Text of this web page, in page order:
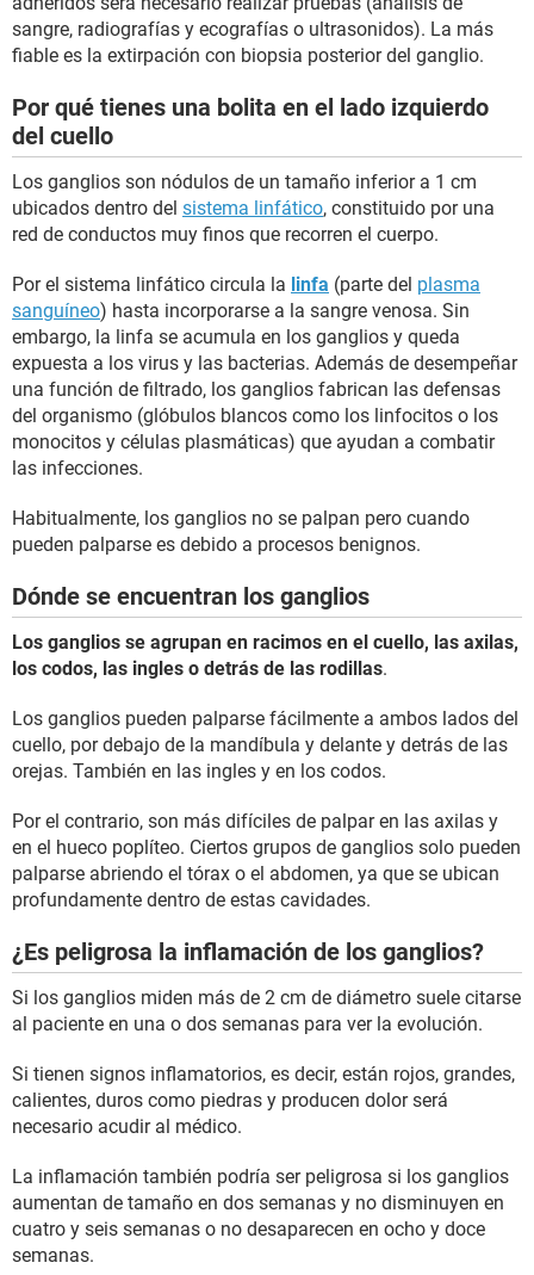
sangre, radiografías y ecografías o ultrasonidos). La más
fiable es la extirpación con biopsia posterior del ganglio.
Por qué tienes una bolita en el lado izquierdo
del cuello
Los ganglios son nódulos de un tamaño inferior a 1 cm
ubicados dentro del sistema linfático, constituido por una
red de conductos muy finos que recorren el cuerpo.
Por el sistema linfático circula la linfa (parte del plasma
sanguíneo) hasta incorporarse a la sangre venosa. Sin
embargo, la linfa se acumula en los ganglios y queda
expuesta a los virus y las bacterias. Además de desempeñar
una función de filtrado, los ganglios fabrican las defensas
del organismo (glóbulos blancos como los linfocitos o los
monocitos y células plasmáticas) que ayudan a combatir
las infecciones.
Habitualmente, los ganglios no se palpan pero cuando
pueden palparse es debido a procesos benignos.
Dónde se encuentran los ganglios
Los ganglios se agrupan en racimos en el cuello, las axilas,
los codos, las ingles o detrás de las rodillas.
Los ganglios pueden palparse fácilmente a ambos lados del
cuello, por debajo de la mandíbula y delante y detrás de las
orejas. También en las ingles y en los codos.
Por el contrario, son más difíciles de palpar en las axilas y
en el hueco poplíteo. Ciertos grupos de ganglios solo pueden
palparse abriendo el tórax o el abdomen, ya que se ubican
profundamente dentro de estas cavidades.
¿Es peligrosa la inflamación de los ganglios?
Si los ganglios miden más de 2 cm de diámetro suele citarse
al paciente en una o dos semanas para ver la evolución.
Si tienen signos inflamatorios, es decir, están rojos, grandes,
calientes, duros como piedras y producen dolor será
necesario acudir al médico.
La inflamación también podría ser peligrosa si los ganglios
aumentan de tamaño en dos semanas y no disminuyen en
cuatro y seis semanas o no desaparecen en ocho y doce
semanas.